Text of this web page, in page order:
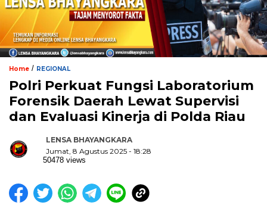
Home / REGIONAL
Polri Perkuat Fungsi Laboratorium
Forensik Daerah Lewat Supervisi
dan Evaluasi Kinerja di Polda Riau
LENSA BHAYANGKARA
Jumat, 8 Agustus 2025 - 18:28
50478 views